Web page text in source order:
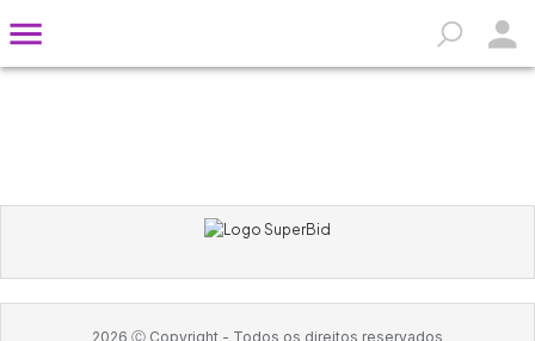
2026 Ⓒ Copyright - Todos os direitos reservados